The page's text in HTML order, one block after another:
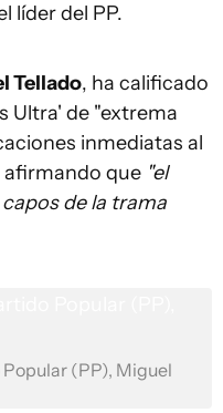
líder del PP.
Tellado, ha calificado
Ultra' de "extrema
inmediatas al
afirmando que "el
de la trama
(PP), Miguel